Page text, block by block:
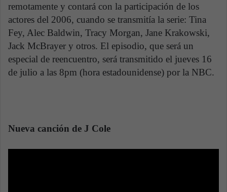
remotamente y contará con la participación de los
actores del 2006, cuando se transmitía la serie: Tina
Fey, Alec Baldwin, Tracy Morgan, Jane Krakowski,
Jack McBrayer y otros. El episodio, que será un
especial de reencuentro, será transmitido el jueves 16
de julio a las 8pm (hora estadounidense) por la NBC.
Nueva canción de J Cole